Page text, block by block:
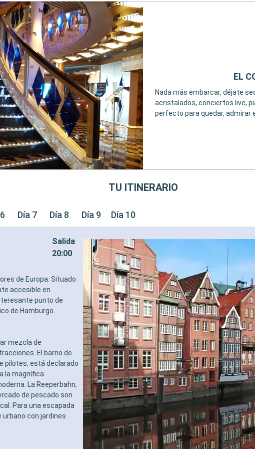
EL
Nada más embarcar, déjate
acristalados, conciertos live,
perfecto para quedar, admirar
TU ITINERARIO
Día 7 Día 8 Día 9 Día 10
Salida
20:00
de Europa. Situado
accesible en
punto de
de Hamburgo.
mezcla de
El barrio de
pilotes, está declarado
la magnífica
La Reeperbahn,
de pescado son
Para una escapada
urbano con jardines